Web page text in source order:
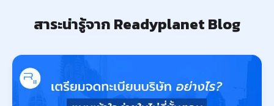
สาระน่ารู้จาก Readyplanet Blog